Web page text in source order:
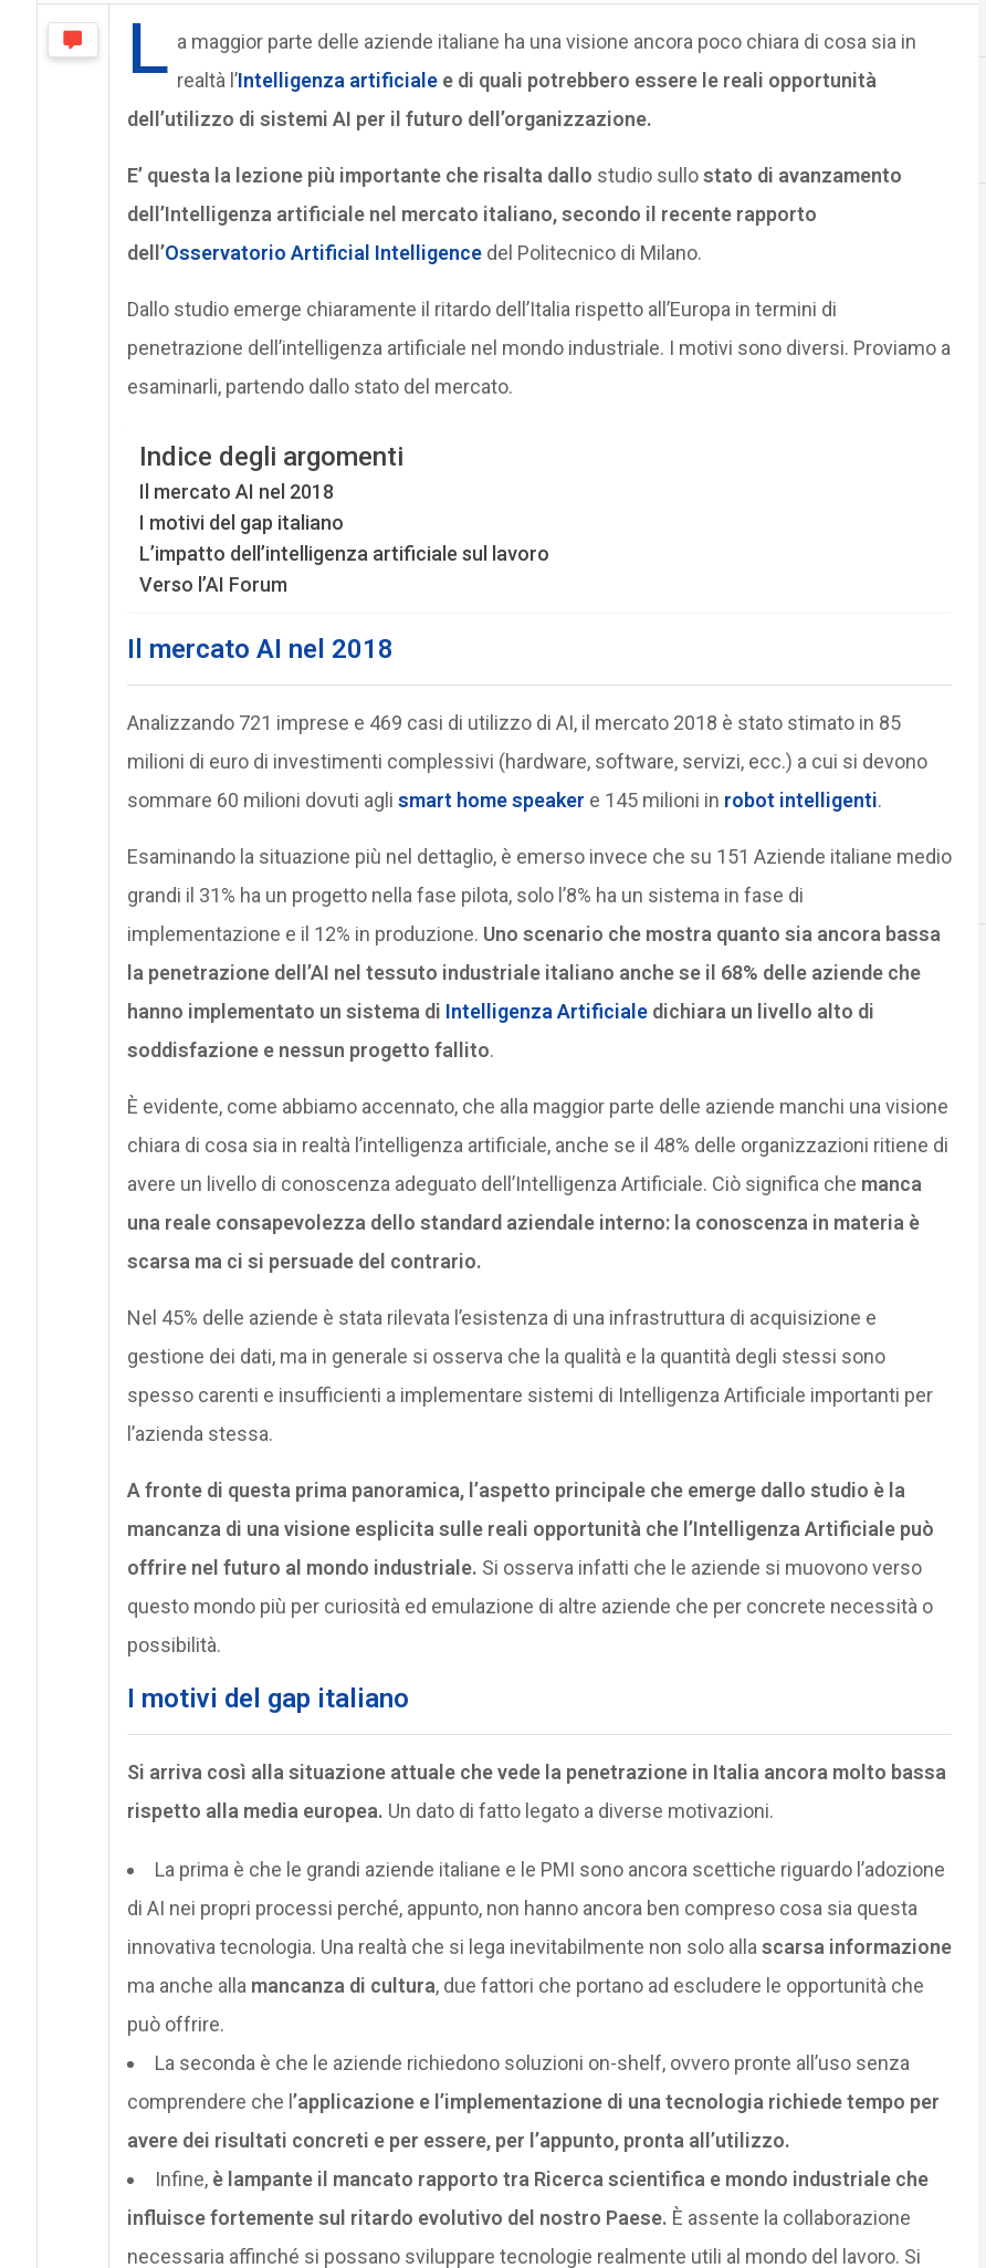
L a maggior parte delle aziende italiane ha una visione ancora poco chiara di cosa sia in
realtà l’Intelligenza artificialee di quali potrebbero essere le reali opportunità
dell’utilizzo di sistemi AI per il futuro dell’organizzazione.
E’ questa la lezione più importante che risalta dallo studio sullostato di avanzamento
dell’Intelligenza artificiale nel mercato italiano, secondo il recente rapporto
dell’Osservatorio Artificial Intelligence del Politecnico di Milano.
Dallo studio emerge chiaramente il ritardo dell’Italia rispetto all’Europa in termini di
penetrazione dell’intelligenza artificiale nel mondo industriale. I motivi sono diversi. Proviamo a
esaminarli, partendo dallo stato del mercato.
Indice degli argomenti
Il mercato AI nel 2018
I motivi del gap italiano
L’impatto dell’intelligenza artificiale sul lavoro
Verso l’AI Forum
Il mercato AI nel 2018
Analizzando 721 imprese e 469 casi di utilizzo di AI, il mercato 2018 è stato stimato in 85
milioni di euro di investimenti complessivi (hardware, software, servizi, ecc.) a cui si devono
sommare 60 milioni dovuti agli smart home speaker e 145 milioni in robot intelligenti.
Esaminando la situazione più nel dettaglio, è emerso invece che su 151 Aziende italiane medio
grandi il 31% ha un progetto nella fase pilota, solo l’8% ha un sistema in fase di
implementazione e il 12% in produzione. Uno scenario che mostra quanto sia ancora bassa
la penetrazione dell’AI nel tessuto industriale italiano anche se il 68% delle aziende che
hanno implementato un sistema di Intelligenza Artificialedichiara un livello alto di
soddisfazione e nessun progetto fallito.
È evidente, come abbiamo accennato, che alla maggior parte delle aziende manchi una visione
chiara di cosa sia in realtà l’intelligenza artificiale, anche se il 48% delle organizzazioni ritiene di
avere un livello di conoscenza adeguato dell’Intelligenza Artificiale. Ciò significa che manca
una reale consapevolezza dello standard aziendale interno: la conoscenza in materia è
scarsa ma ci si persuade del contrario.
Nel 45% delle aziende è stata rilevata l’esistenza di una infrastruttura di acquisizione e
gestione dei dati, ma in generale si osserva che la qualità e la quantità degli stessi sono
spesso carenti e insufficienti a implementare sistemi di Intelligenza Artificiale importanti per
l’azienda stessa.
A fronte di questa prima panoramica, l’aspetto principale che emerge dallo studio è la
mancanza di una visione esplicita sulle reali opportunità che l’Intelligenza Artificiale può
offrire nel futuro al mondo industriale. Si osserva infatti che le aziende si muovono verso
questo mondo più per curiosità ed emulazione di altre aziende che per concrete necessità o
possibilità.
I motivi del gap italiano
Si arriva così alla situazione attuale che vede la penetrazione in Italia ancora molto bassa
rispetto alla media europea. Un dato di fatto legato a diverse motivazioni.
La prima è che le grandi aziende italiane e le PMI sono ancora scettiche riguardo l’adozione
di AI nei propri processi perché, appunto, non hanno ancora ben compreso cosa sia questa
innovativa tecnologia. Una realtà che si lega inevitabilmente non solo alla scarsa informazione
ma anche alla mancanza di cultura, due fattori che portano ad escludere le opportunità che
può offrire.
La seconda è che le aziende richiedono soluzioni on-shelf, ovvero pronte all’uso senza
comprendere che l’applicazione e l’implementazione di una tecnologia richiede tempo per
avere dei risultati concreti e per essere, per l’appunto, pronta all’utilizzo.
Infine,è lampante il mancato rapporto tra Ricerca scientifica e mondo industriale che
influisce fortemente sul ritardo evolutivo del nostro Paese. È assente la collaborazione
necessaria affinché si possano sviluppare tecnologie realmente utili al mondo del lavoro. Si